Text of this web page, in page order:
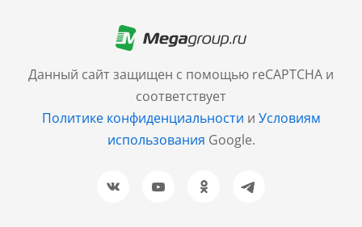
Данный сайт защищен с помощью reCAPTCHA и
соответствует
Политике конфиденциальности и Условиям
использования Google.
+7 (499) 705-30-10
Санкт-Петербург
+7 (812) 600-77-33
Барнаул
Новосибирск